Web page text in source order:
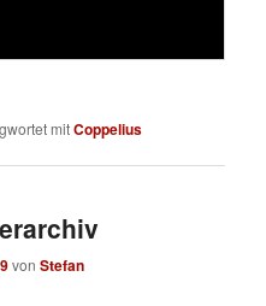
mitCoppelius
vonStefan